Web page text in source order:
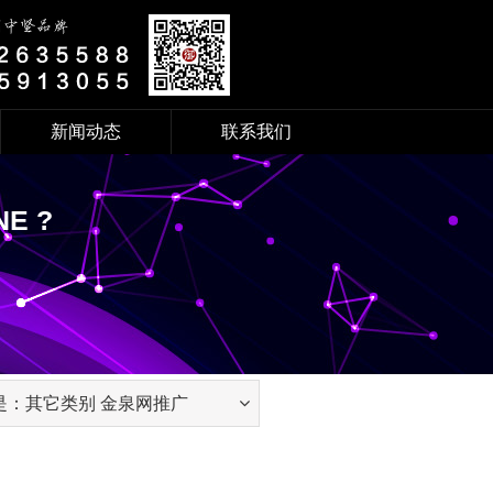
新闻动态
NEWS
通知公告
御极动态
KNOWLEDGE
SEO知识
经验技巧
ACTIVITY
御极大讲堂
联系我们
CONTACT
联系方式
加入我们
PAY
?
：其它类别 金泉网推广